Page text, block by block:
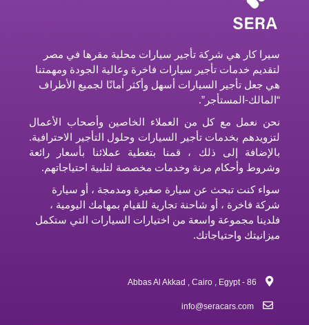
سيرا كار هي شركة تأجير سيارات محلية مقرها في مصر
لتقديم خدمات تأجير سيارات فاخرة وعالية الجودة ومهمتنا
هي جعل تأجير السيارات أسهل وأكثر أمانًا لجميع الأطراف
“المالك-المستأجر”.
نحن نعمل مع كل من العملاء الخاصين وأصحاب الأعمال
لتزويدهم بخدمات تأجير السيارات وحلول التأجير الاحترافية.
بالإضافة إلى ذلك ، قمنا بتغطية عملائنا بأسعار رائعة
وشروط وأحكام مرنة وخدمات مخصصة لتلبية احتياجاتهم.
سواء كنت تبحث عن سيارة صغيرة ومدمجة ، أو سيارة
شركة فاخرة ، أو شاحنة تجارية للقيام بمهامك اليومية ،
فلدينا مجموعة واسعة من اختيارات السيارات التي ستكمل
ميزانيتك واحتياجاتك.
info@seracars.com